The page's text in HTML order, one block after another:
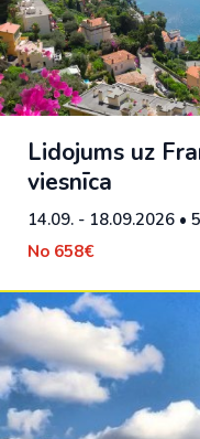
Lidojums uz
viesnīca
14.09. - 18.09.2026 •
No 658€